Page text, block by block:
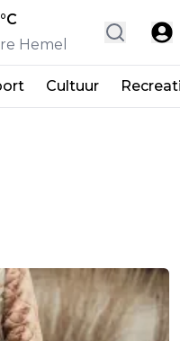
°C
Hemel
Cultuur